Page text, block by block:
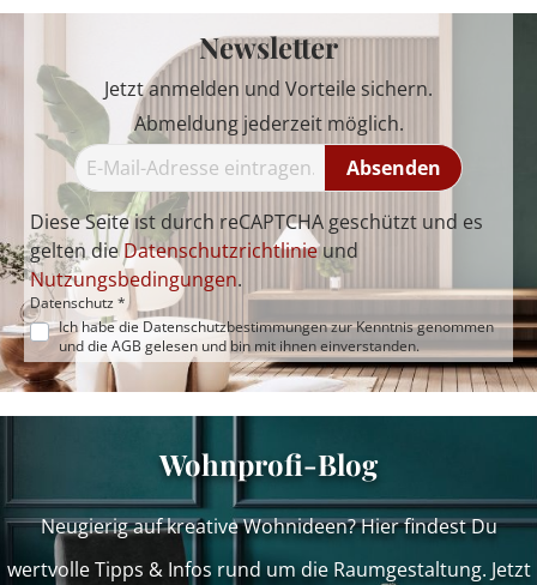
Newsletter
Jetzt anmelden und Vorteile sichern.
Abmeldung jederzeit möglich.
Absenden
Diese Seite ist durch reCAPTCHA geschützt und es
gelten dieDatenschutzrichtlinieund
Nutzungsbedingungen.
Datenschutz *
Ich habe die Datenschutzbestimmungenzur Kenntnis genommen
und die AGB gelesen und bin mit ihnen einverstanden.
Wohnprofi-Blog
Neugierig auf kreative Wohnideen? Hier findest Du
wertvolle Tipps & Infos rund um die Raumgestaltung. Jetzt